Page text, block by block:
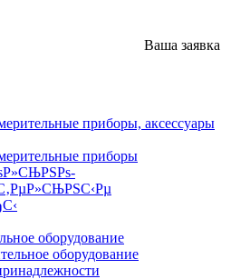
Ваша заявка
приборы, аксессуары
приборы
оборудование
оборудование